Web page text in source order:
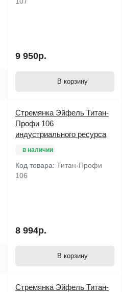
9 950р.
В корзину
Стремянка Эйфель Титан-
Профи 106
индустриального ресурса
в наличии
Код товара: Титан-Профи
106
8 994р.
В корзину
Стремянка Эйфель Титан-